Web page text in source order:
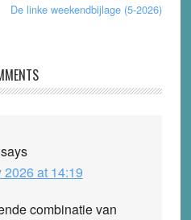
De linke weekendbijlage (5-2026)
says
at 14:19
combinatie van